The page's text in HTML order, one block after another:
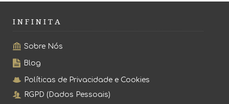
I N F I N I T A
Sobre Nós
Blog
Políticas de Privacidade e Cookies
RGPD (Dados Pessoais)